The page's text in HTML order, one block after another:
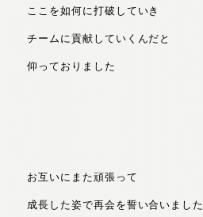
ここを如何に打破していき
チームに貢献していくんだと
仰っておりました
お互いにまた頑張って
成長した姿で再会を誓い合いました